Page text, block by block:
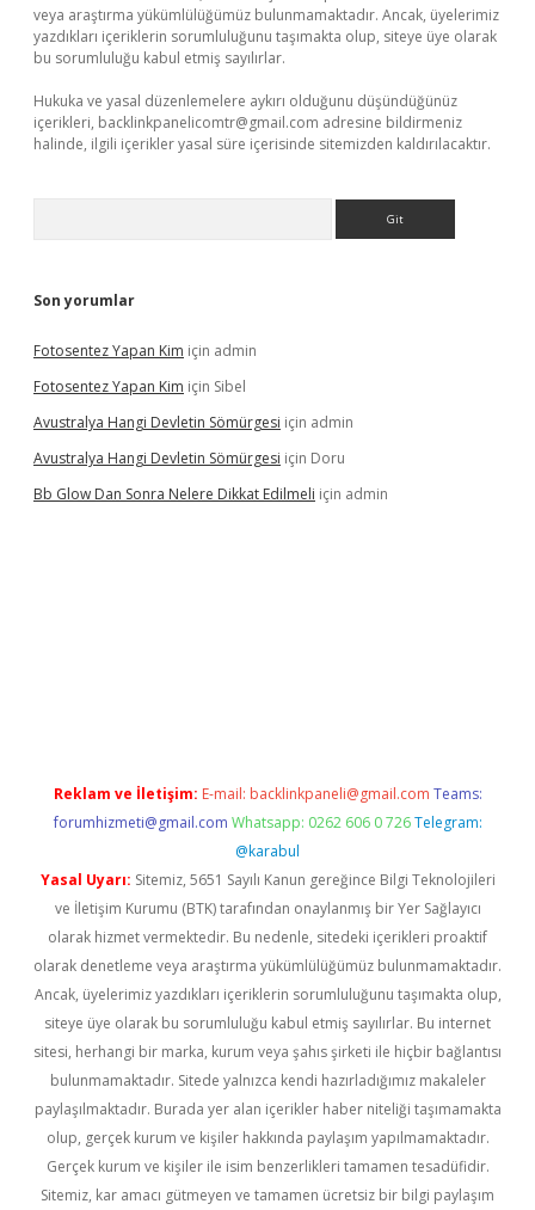
veya araştırma yükümlülüğümüz bulunmamaktadır. Ancak, üyelerimiz
yazdıkları içeriklerin sorumluluğunu taşımakta olup, siteye üye olarak
bu sorumluluğu kabul etmiş sayılırlar.
Hukuka ve yasal düzenlemelere aykırı olduğunu düşündüğünüz
içerikleri, backlinkpanelicomtr@gmail.com adresine bildirmeniz
halinde, ilgili içerikler yasal süre içerisinde sitemizden kaldırılacaktır.
Son yorumlar
Fotosentez Yapan Kim için admin
Fotosentez Yapan Kim için Sibel
Avustralya Hangi Devletin Sömürgesi için admin
Avustralya Hangi Devletin Sömürgesi için Doru
Bb Glow Dan Sonra Nelere Dikkat Edilmeli için admin
Reklam ve İletişim: E-mail: backlinkpaneli@gmail.com Teams:
forumhizmeti@gmail.com Whatsapp: 0262 606 0 726 Telegram:
@karabul
Yasal Uyarı: Sitemiz, 5651 Sayılı Kanun gereğince Bilgi Teknolojileri
ve İletişim Kurumu (BTK) tarafından onaylanmış bir Yer Sağlayıcı
olarak hizmet vermektedir. Bu nedenle, sitedeki içerikleri proaktif
olarak denetleme veya araştırma yükümlülüğümüz bulunmamaktadır.
Ancak, üyelerimiz yazdıkları içeriklerin sorumluluğunu taşımakta olup,
siteye üye olarak bu sorumluluğu kabul etmiş sayılırlar. Bu internet
sitesi, herhangi bir marka, kurum veya şahıs şirketi ile hiçbir bağlantısı
bulunmamaktadır. Sitede yalnızca kendi hazırladığımız makaleler
paylaşılmaktadır. Burada yer alan içerikler haber niteliği taşımamakta
olup, gerçek kurum ve kişiler hakkında paylaşım yapılmamaktadır.
Gerçek kurum ve kişiler ile isim benzerlikleri tamamen tesadüfidir.
Sitemiz, kar amacı gütmeyen ve tamamen ücretsiz bir bilgi paylaşım